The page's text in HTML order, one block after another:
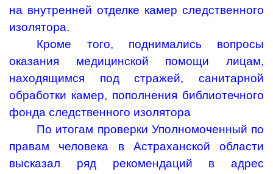
на внутренней отделке камер следственного
изолятора.
Кроме того, поднимались вопросы
оказания медицинской помощи лицам,
находящимся под стражей, санитарной
обработки камер, пополнения библиотечного
фонда следственного изолятора
По итогам проверки Уполномоченный по
правам человека в Астраханской области
высказал ряд рекомендаций в адрес